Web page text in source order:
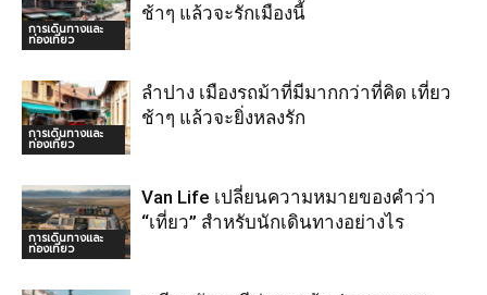
การเดินทางและ
ท่องเที่ยว
ช้าๆ แล้วจะรักเมืองนี้
การเดินทางและ
ท่องเที่ยว
ลำปาง เมืองรถม้าที่มีมากกว่าที่คิด เที่ยว
ช้าๆ แล้วจะยิ่งหลงรัก
การเดินทางและ
ท่องเที่ยว
Van Life เปลี่ยนความหมายของคำว่า
“เที่ยว” สำหรับนักเดินทางอย่างไร